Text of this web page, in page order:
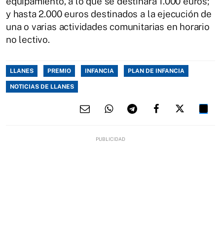
y hasta 2.000 euros destinados a la ejecución de
una o varias actividades comunitarias en horario
no lectivo.
LLANES PREMIO INFANCIA PLAN DE INFANCIA
NOTICIAS DE LLANES